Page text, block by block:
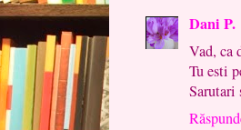
Dani P.
Vad, ca
Tu esti
Sarutari